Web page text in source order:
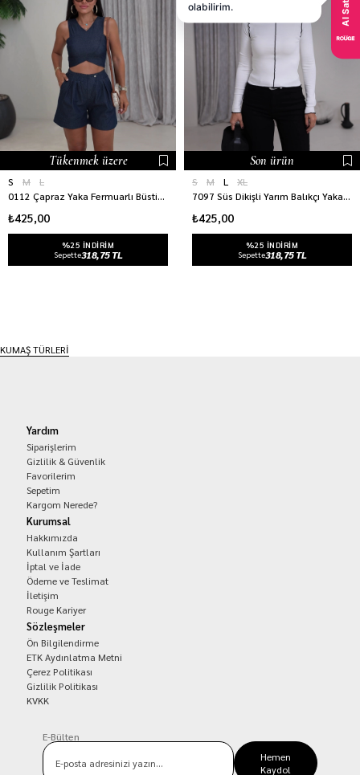
Tükenmek üzere
S M
L
0112 Çapraz Yaka Fermuarlı Büstiyer LACİVERT
₺425,00
%25 INDIRIM
Sepette318,75 TL
Son ürün
S M L
XL
7097 Süs Dikişli Yarım Balıkçı Yaka Bluz EKRU
₺425,00
%25 INDIRIM
Sepette318,75 TL
KUMAŞ TÜRLERİ
Yardım
Siparişlerim
Gizlilik & Güvenlik
Favorilerim
Sepetim
Kargom Nerede?
Kurumsal
Hakkımızda
Kullanım Şartları
İptal ve İade
Ödeme ve Teslimat
İletişim
Rouge Kariyer
Sözleşmeler
Ön Bilgilendirme
ETK Aydınlatma Metni
Çerez Politikası
Gizlilik Politikası
KVKK
E-Bülten
Hemen
Kaydol